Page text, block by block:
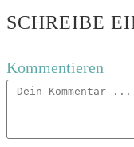
SCHREIBE
Kommentieren